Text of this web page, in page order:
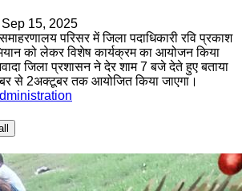
Sep 15, 2025
परिसर में जिला पदाधिकारी रवि प्रकाश
को लेकर विशेष कार्यक्रम का आयोजन किया
जिला प्रशासन ने देर शाम 7 बजे देते हुए बताया
से 2अक्टूबर तक आयोजित किया जाएगा।